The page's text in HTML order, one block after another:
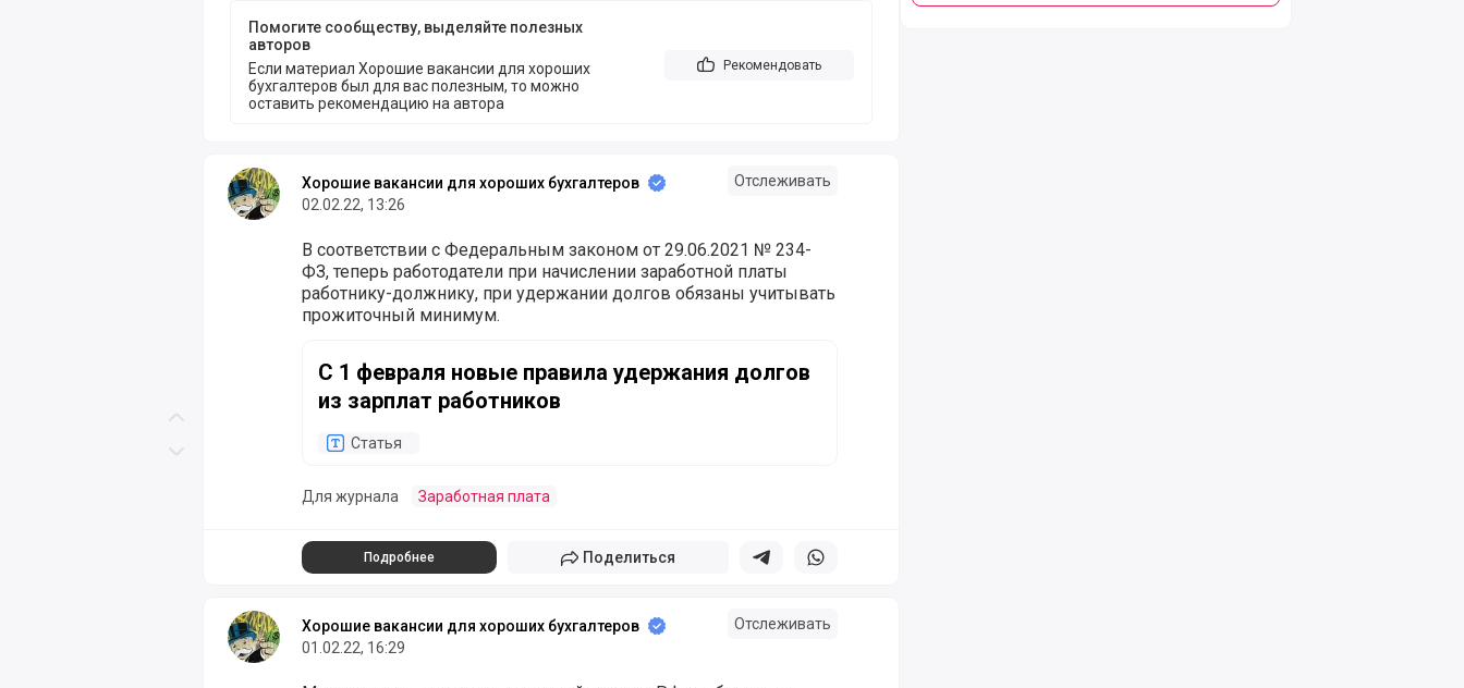
Скролл вниз
Помогите сообществу, выделяйте полезных
авторов
Если материал Хорошие вакансии для хороших
бухгалтеров был для вас полезным, то можно
оставить рекомендацию на автора
Рекомендовать
Хорошие вакансии для хороших бухгалтеров
02.02.22, 13:26
Отслеживать
В соответствии с Федеральным законом от 29.06.2021 № 234-
ФЗ, теперь работодатели при начислении заработной платы
работнику-должнику, при удержании долгов обязаны учитывать
прожиточный минимум.
С 1 февраля новые правила удержания долгов
из зарплат работников
Статья
Для журнала Заработная плата
Подробнее Поделиться Поделиться в телеграм
Поделиться в whatsapp
Хорошие вакансии для хороших бухгалтеров
01.02.22, 16:29
Отслеживать